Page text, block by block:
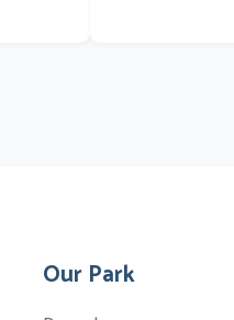
Our Park